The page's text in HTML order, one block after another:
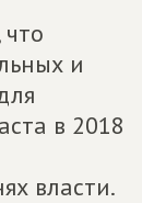
и
в 2018
власти.